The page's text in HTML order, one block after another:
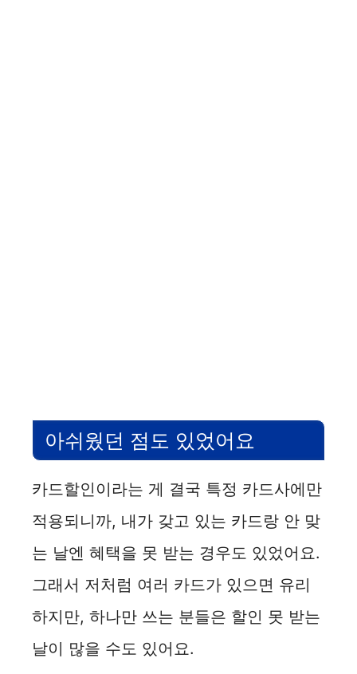
아쉬웠던 점도 있었어요
카드할인이라는 게 결국 특정 카드사에만
적용되니까, 내가 갖고 있는 카드랑 안 맞
는 날엔 혜택을 못 받는 경우도 있었어요.
그래서 저처럼 여러 카드가 있으면 유리
하지만, 하나만 쓰는 분들은 할인 못 받는
날이 많을 수도 있어요.